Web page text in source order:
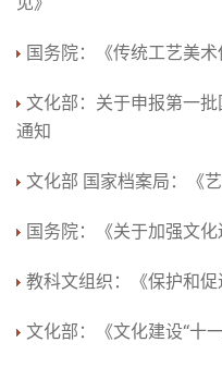
国务院：《传统工艺美术
文化部：关于申报第一
通知
文化部 国家档案局：《
国务院：《关于加强文化
教科文组织：《保护和促
文化部：《文化建设“十一